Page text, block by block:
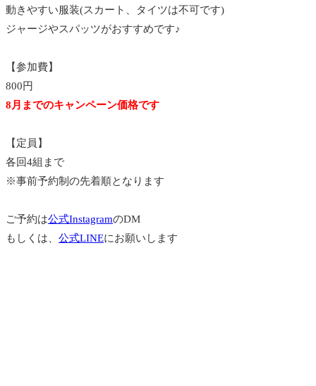
動きやすい服装(スカート、タイツは不可です)
ジャージやスパッツがおすすめです♪
⁡【参加費】
800円
8月までのキャンペーン価格です
⁡【定員】
各回4組まで
※事前予約制の先着順となります
⁡⁡ご予約は公式InstagramのDM
もしくは、 公式LINEにお願いします